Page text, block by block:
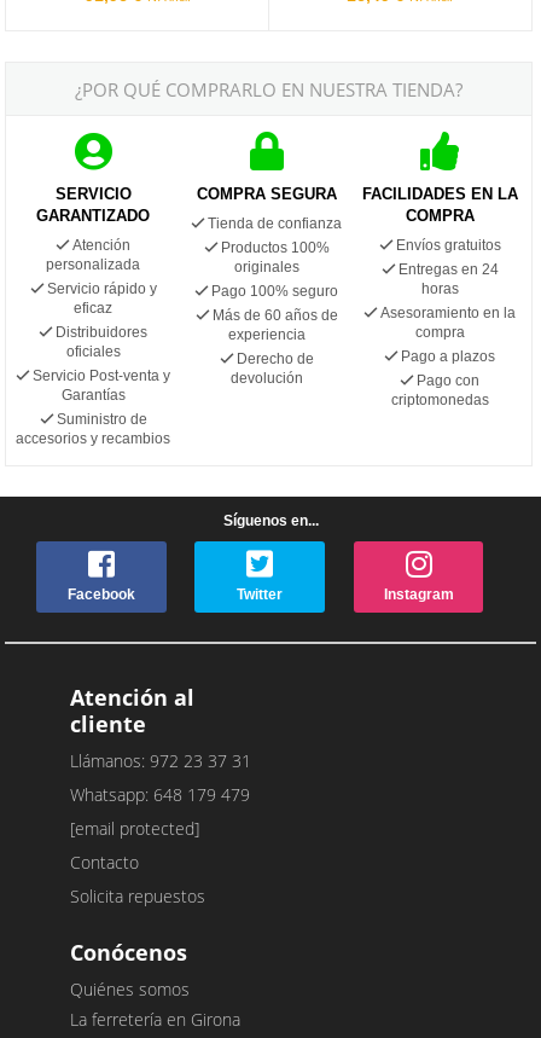
¿POR QUÉ COMPRARLO EN NUESTRA TIENDA?
SERVICIO
GARANTIZADO
Atención
personalizada
Servicio rápido y
eficaz
Distribuidores
oficiales
Servicio Post-venta y
Garantías
Suministro de
accesorios y recambios
COMPRA SEGURA
Tienda de confianza
Productos 100%
originales
Pago 100% seguro
Más de 60 años de
experiencia
Derecho de
devolución
FACILIDADES EN LA
COMPRA
Envíos gratuitos
Entregas en 24
horas
Asesoramiento en la
compra
Pago a plazos
Pago con
criptomonedas
Síguenos en...
Facebook Twitter Instagram
Atención al
cliente
Llámanos: 972 23 37 31
Whatsapp: 648 179 479
[email protected]
Contacto
Solicita repuestos
Conócenos
Quiénes somos
La ferretería en Girona